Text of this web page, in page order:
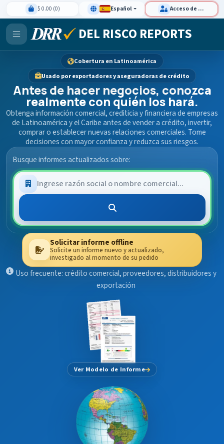
$ 0.00 (0) Español Acceso de clientes
DEL RISCO REPORTS
Ver Modelo de Informe
Cobertura en Latinoamérica
Usado por exportadores y aseguradoras de crédito
Antes de hacer negocios, conozca
realmente con quién los hará.
Obtenga información comercial, crediticia y financiera de empresas
de Latinoamérica y el Caribe antes de vender a crédito, invertir,
comprar o establecer nuevas relaciones comerciales. Tome
decisiones con mayor confianza y reduzca sus riesgos.
Busque informes actualizados sobre:
Solicitar informe offline
Solicite un informe nuevo y actualizado,
investigado al momento de su pedido
Uso frecuente: crédito comercial, proveedores, distribuidores y
exportación